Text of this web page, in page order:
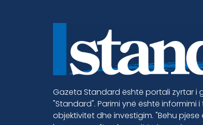
Gazeta Standard është portali zyrtar i
"Standard". Parimi ynë është informimi
objektivitet dhe investigim. "Behu